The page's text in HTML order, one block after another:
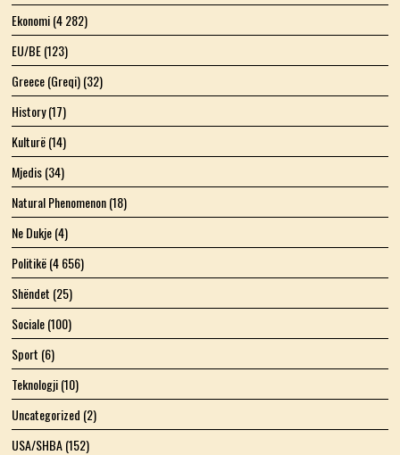
Ekonomi(4 282)
EU/BE(123)
Greece (Greqi)(32)
History(17)
Kulturë(14)
Mjedis(34)
Natural Phenomenon(18)
Ne Dukje(4)
Politikë(4 656)
Shëndet (25)
Sociale(100)
Sport (6)
Teknologji(10)
Uncategorized (2)
USA/SHBA(152)